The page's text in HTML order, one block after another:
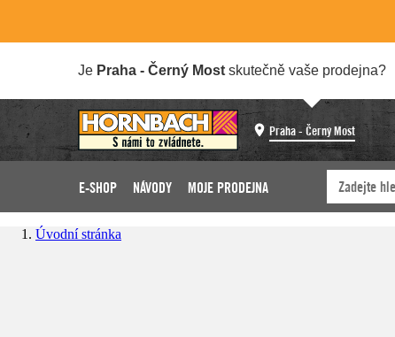
Je Praha - Černý Most skutečně vaše prodejna?
Praha - Černý Most
E-SHOP NÁVODY MOJE PRODEJNA
Úvodní stránka